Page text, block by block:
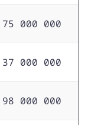
75 000 000
37 000 000
98 000 000